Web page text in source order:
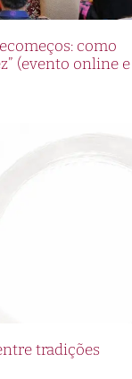
como
(evento online e
tradições